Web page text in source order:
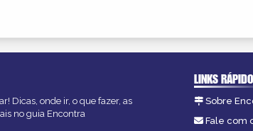
Dicas, onde ir, o que fazer, as
no guia Encontra
LINKS
Sobre
Fale com